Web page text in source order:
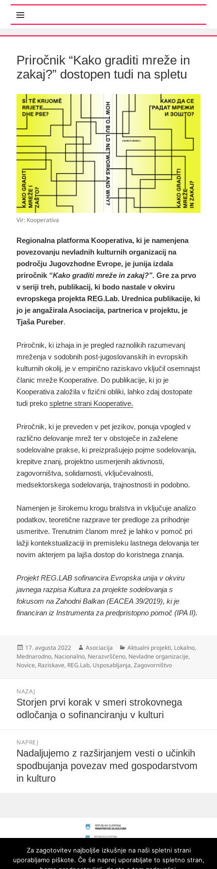
Priročnik “Kako graditi mreže in
zakaj?” dostopen tudi na spletu
Vir: Kooperativa
Regionalna platforma Kooperativa, ki je namenjena
povezovanju nevladnih kulturnih organizacij na
področju Jugovzhodne Evrope, je junija izdala
priročnik “Kako graditi mreže in zakaj?”.Gre za prvo
v seriji treh, publikacij, ki bodo nastale v okviru
evropskega projekta REG.Lab. Urednica publikacije, ki
jo je angažirala Asociacija, partnerica v projektu, je
Tjaša Pureber.
Priročnik, ki izhaja in je pregled raznolikih razumevanj
mreženja v sodobnih post-jugoslovanskih in evropskih
kulturnih okolij, je v empirično raziskavo vključil osemnajst
članic mreže Kooperative. Do publikacije, ki jo je
Kooperativa založila v fizični obliki, lahko zdaj dostopate
tudi prekospletne strani Kooperative.
Priročnik, ki je preveden v pet jezikov, ponuja vpogled v
različno delovanje mrež ter v obstoječe in zaželene
sodelovalne prakse, ki preizprašujejo pojme sodelovanja,
krepitve znanj, projektno usmerjenih aktivnosti,
zagovorništva, solidarnosti, vključevalnosti,
medsektorskega sodelovanja, trajnostnosti in podobno.
Namenjen je širokemu krogu bralstva in vključuje analizo
podatkov, teoretične razprave ter predloge za prihodnje
usmeritve. Trenutnim članom mrež je lahko v pomoč pri
lažji kontekstualizaciji in premisleku lastnega delovanja ter
novim akterjem pa lajša dostop do koristnega znanja.
Projekt REG.LAB sofinancira Evropska unija v okviru
javnega razpisa Kultura za projekte sodelovanja s
fokusom na Zahodni Balkan (EACEA 39/2019), ki je
financiran iz Instrumenta za predpristopno pomoč (IPA II).
Objavljeno
dne
17. avgusta 2022 Avtor
Asociacija Kategorije
Aktualni projekti, Lokalno,
Mednarodno, Nacionalno, Nerazvrščeno, Nevladne organizacije,
Novice, Raziskave, REG.Lab, Usposabljanja,Zagovorništvo
prispevka
NAZAJ
Prejšnji
prispevek:
Storjen prvi korak v smeri strokovnega
odločanja o sofinanciranju v kulturi
NAPREJ
Naslednji
prispevek:
Nadaljujemo z razširjanjem vesti o učinkih
spodbujanja povezav med gospodarstvom
in kulturo
Za zagotovitev najboljše izkušnje na naši spletni strani
uporabljamo piškote. Če še naprej uporabljate to spletno stran,